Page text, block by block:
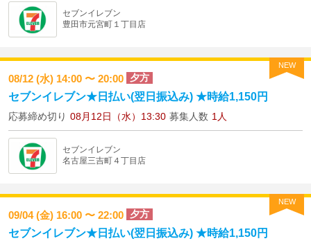
セブンイレブン
豊田市元宮町１丁目店
NEW
08/12 (水) 14:00 〜 20:00 夕方
セブンイレブン★日払い(翌日振込み) ★時給1,150円
応募締め切り 08月12日（水）13:30 募集人数 1人
セブンイレブン
名古屋三吉町４丁目店
NEW
09/04 (金) 16:00 〜 22:00 夕方
セブンイレブン★日払い(翌日振込み) ★時給1,150円